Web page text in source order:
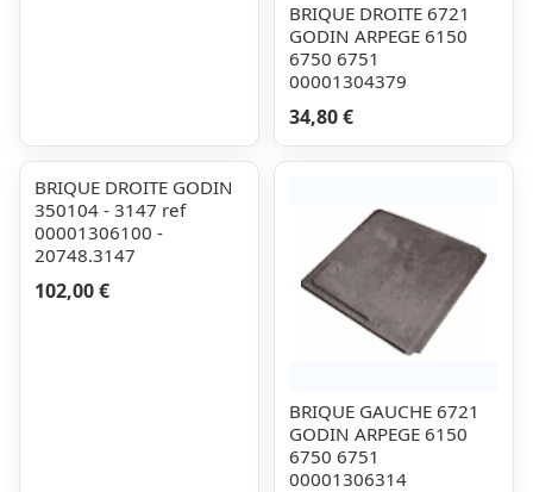
BRIQUE DROITE 6721
GODIN ARPEGE 6150
6750 6751
00001304379
34,80 €
BRIQUE DROITE GODIN
350104 - 3147 ref
00001306100 -
20748.3147
102,00 €
BRIQUE GAUCHE 6721
GODIN ARPEGE 6150
6750 6751
00001306314